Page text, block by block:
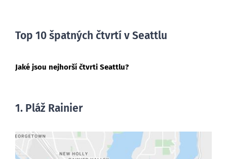
Top 10 špatných čtvrtí v Seattlu
Jaké jsou nejhorší čtvrti Seattlu?
1. Pláž Rainier